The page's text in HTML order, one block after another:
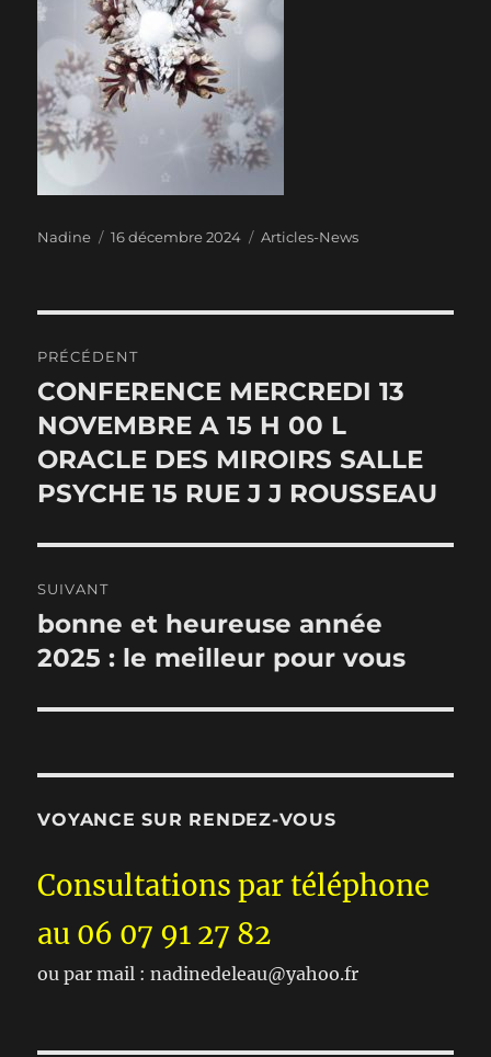
Auteur
Nadine
Publié
16 décembre 2024 Catégories
Articles-News
de
l’article
PRÉCÉDENT
Publication
précédente :
CONFERENCE MERCREDI 13
NOVEMBRE A 15 H 00 L
ORACLE DES MIROIRS SALLE
PSYCHE 15 RUE J J ROUSSEAU
SUIVANT
Publication
suivante :
bonne et heureuse année
2025 : le meilleur pour vous
VOYANCE SUR RENDEZ-VOUS
Consultations par téléphone
au 06 07 91 27 82
ou par mail : nadinedeleau@yahoo.fr